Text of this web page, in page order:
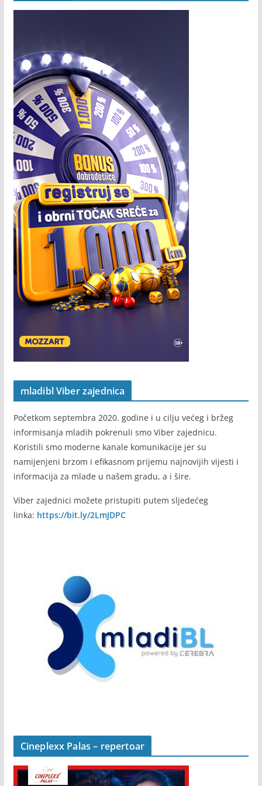
mladibl Viber zajednica
Početkom septembra 2020. godine i u cilju većeg i bržeg
informisanja mladih pokrenuli smo Viber zajednicu.
Koristili smo moderne kanale komunikacije jer su
namijenjeni brzom i efikasnom prijemu najnovijih vijesti i
informacija za mlade u našem gradu, a i šire.
Viber zajednici možete pristupiti putem sljedećeg
linka: https://bit.ly/2LmJDPC
Cineplexx Palas – repertoar